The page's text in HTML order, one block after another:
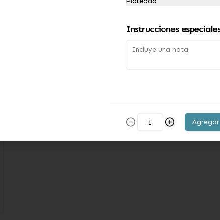
caramelizadas con un toque de
$27.900
personas)
Instrucciones
Agregar